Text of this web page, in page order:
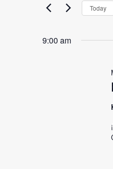
May
and
for
Keyword.
Today
9:00 am